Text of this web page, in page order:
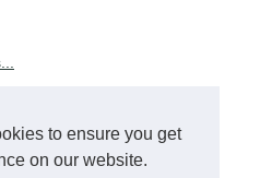
to ensure you get
on our website.